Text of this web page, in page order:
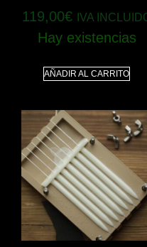
119,00€ IVA
Hay existencias
AÑADIR AL CARRITO